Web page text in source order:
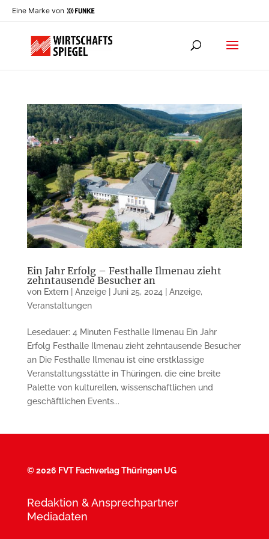
Eine Marke von
Ein Jahr Erfolg – Festhalle Ilmenau zieht
zehntausende Besucher an
von Extern | Anzeige| Juni 25, 2024 Anzeige,
Veranstaltungen
Lesedauer: 4 Minuten Festhalle Ilmenau Ein Jahr
Erfolg Festhalle Ilmenau zieht zehntausende Besucher
an Die Festhalle Ilmenau ist eine erstklassige
Veranstaltungsstätte in Thüringen, die eine breite
Palette von kulturellen, wissenschaftlichen und
geschäftlichen Events...
©2026 FVT Fachverlag Thüringen UG
Redaktion & Ansprechpartner
Mediadaten